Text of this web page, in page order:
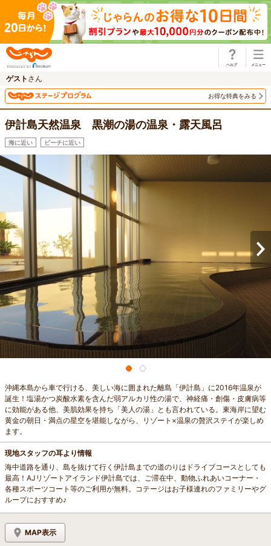
ゲスト さん
お得な特典をみる
伊計島天然温泉 黒潮の湯の温泉・露天風呂
海に近い ビーチに近い
沖縄本島から車で行ける、美しい海に囲まれた離島「伊計島」に2016年温泉が
誕生！塩湯かつ炭酸水素を含んだ弱アルカリ性の湯で、神経痛・創傷・皮膚病等
に効能がある他、美肌効果を持ち「美人の湯」とも言われている。東海岸に望む
黄金の朝日・満点の星空を堪能しながら、リゾート×温泉の贅沢ステイが楽しめ
ます。
現地スタッフの耳より情報
海中道路を通り、島を抜けて行く伊計島までの道のりはドライブコースとしても
最高！AJリゾートアイランド伊計島では、ご滞在中、動物ふれあいコーナー・
各種スポーツコート等のご利用が無料。コテージはお子様連れのファミリーやグ
ループにおすすめ♪
MAP表示